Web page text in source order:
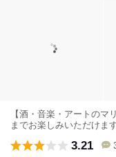
【酒・音楽・アートの
までお楽しみいただけま
3.21